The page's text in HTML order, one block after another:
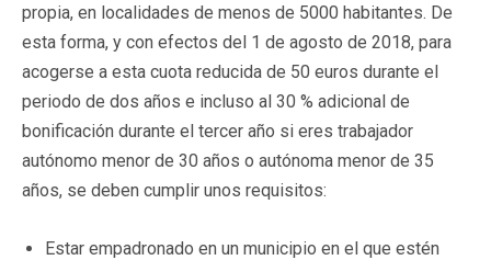
propia, en localidades de menos de 5000 habitantes. De
esta forma, y con efectos del 1 de agosto de 2018, para
acogerse a esta cuota reducida de 50 euros durante el
periodo de dos años e incluso al 30 % adicional de
bonificación durante el tercer año si eres trabajador
autónomo menor de 30 años o autónoma menor de 35
años, se deben cumplir unos requisitos:
Estar empadronado en un municipio en el que estén